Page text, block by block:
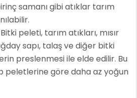
samanı gibi atıklar tarım
peleti, tarım atıkları, mısır
sapı, talaş ve diğer bitki
preslenmesi ile elde edilir. Bu
peletlerine göre daha az yoğun